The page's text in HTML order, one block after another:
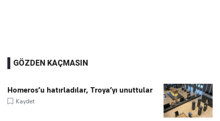
GÖZDEN KAÇMASIN
Homeros’u hatırladılar, Troya’yı unuttular
Kaydet